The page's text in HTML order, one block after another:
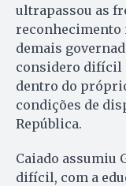
ultrapassou as
reconhecimento
demais
considero difícil
dentro do
condições de
República.
Caiado assumiu
difícil, com a